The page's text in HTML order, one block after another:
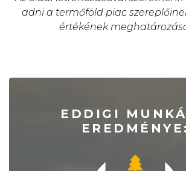
adni a termőföld piac
értékének
EDDIGI
EREDMÉNYE: